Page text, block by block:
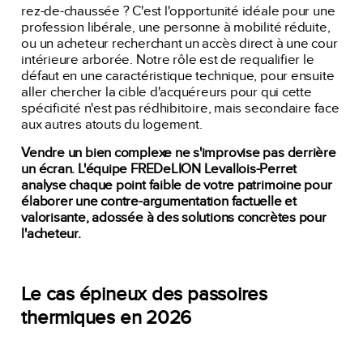
rez-de-chaussée ? C'est l'opportunité idéale pour une
profession libérale, une personne à mobilité réduite,
ou un acheteur recherchant un accès direct à une cour
intérieure arborée. Notre rôle est de requalifier le
défaut en une caractéristique technique, pour ensuite
aller chercher la cible d'acquéreurs pour qui cette
spécificité n'est pas rédhibitoire, mais secondaire face
aux autres atouts du logement.
Vendre un bien complexe ne s'improvise pas derrière
un écran. L'équipe FREDeLION Levallois-Perret
analyse chaque point faible de votre patrimoine pour
élaborer une contre-argumentation factuelle et
valorisante, adossée à des solutions concrètes pour
l'acheteur.
Le cas épineux des passoires
thermiques en 2026